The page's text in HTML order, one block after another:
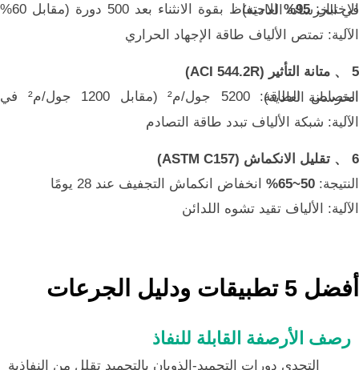
الاختبار: 95%
الاحتفاظ بقوة الانثناء بعد 500 دورة (مقابل 60% في الخرسانة العادية)
الآلية: تمتص الألياف طاقة الإجهاد الحراري
5 、 متانة التأثير (ACI 544.2R)
امتصاص الطاقة: 5200 جول/م² (مقابل 1200 جول/م² في الخرسانة العادية)
الآلية: شبكة الألياف تبدد طاقة التصادم
6 、 تقليل الانكماش (ASTM C157)
النتيجة: 50~65%
انخفاض انكماش التجفيف عند 28 يومًا
الآلية: الألياف تقيد تشوه اللدائن
أفضل 5 تطبيقات ودليل الجرعات
رصف الأرصفة القابلة للنفاذ
التحدي دورات التجميد-الذوبان بالتجميد تقلل من النفاذية